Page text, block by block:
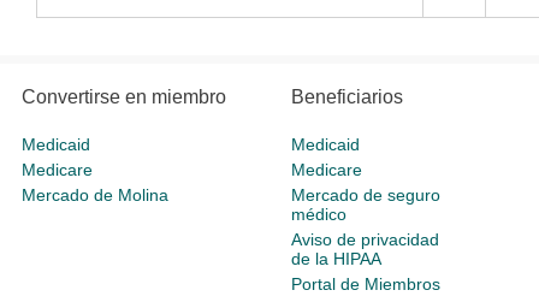
Convertirse en miembro
Medicaid
Medicare
Mercado de Molina
Beneficiarios
Medicaid
Medicare
Mercado de seguro
médico
Aviso de privacidad
de la HIPAA
Portal de Miembros